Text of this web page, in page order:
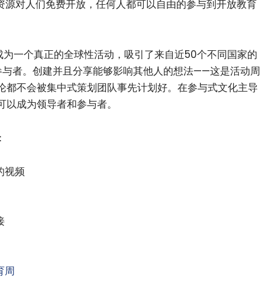
对人们免费开放，任何人都可以自由的参与到开放教育
一个真正的全球性活动，吸引了来自近50个不同国家的
者。创建并且分享能够影响其他人的想法——这是活动周
都不会被集中式策划团队事先计划好。在参与式文化主导
成为领导者和参与者。
视频
周